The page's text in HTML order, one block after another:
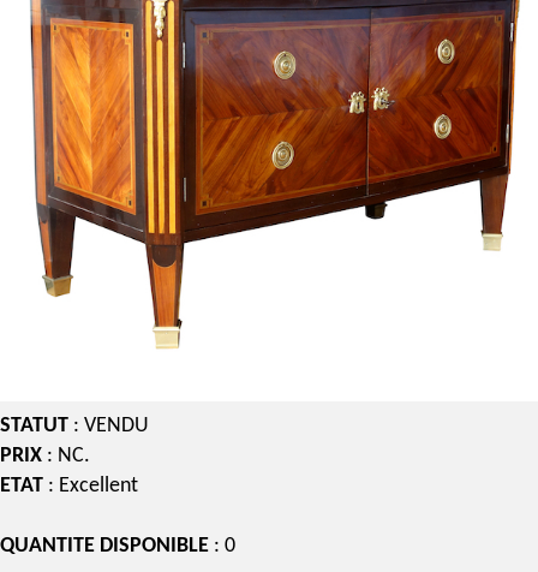
STATUT : VENDU
PRIX : NC.
ETAT : Excellent
QUANTITE DISPONIBLE : 0